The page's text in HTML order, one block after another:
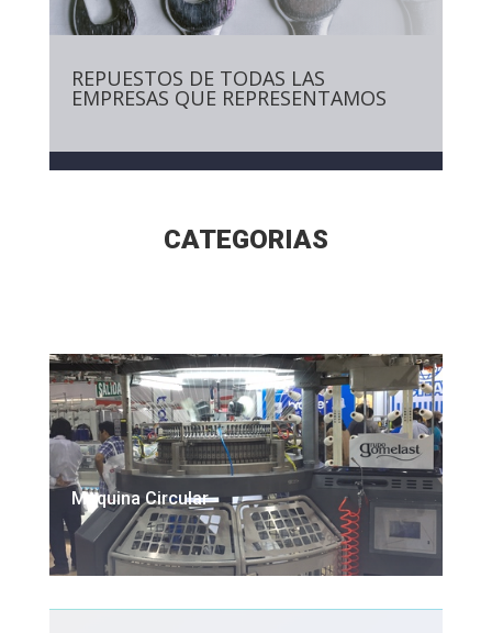
REPUESTOS DE TODAS LAS
EMPRESAS QUE REPRESENTAMOS
CATEGORIAS
Maquina Circular